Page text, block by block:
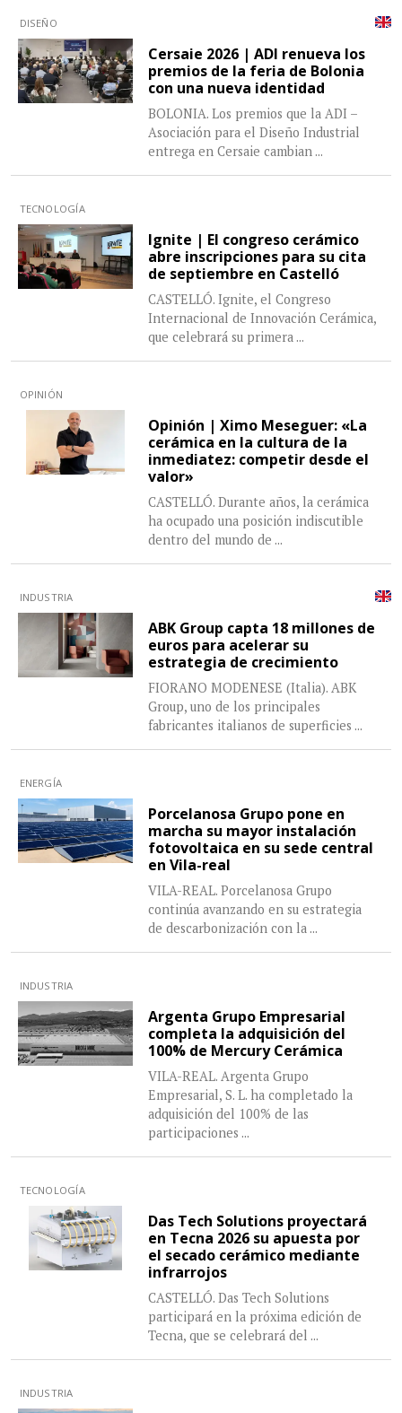
DISEÑO
Cersaie 2026 | ADI renueva los
premios de la feria de Bolonia
con una nueva identidad
BOLONIA. Los premios que la ADI –
Asociación para el Diseño Industrial
entrega en Cersaie cambian ...
TECNOLOGÍA
Ignite | El congreso cerámico
abre inscripciones para su cita
de septiembre en Castelló
CASTELLÓ. Ignite, el Congreso
Internacional de Innovación Cerámica,
que celebrará su primera ...
OPINIÓN
Opinión | Ximo Meseguer: «La
cerámica en la cultura de la
inmediatez: competir desde el
valor»
CASTELLÓ. Durante años, la cerámica
ha ocupado una posición indiscutible
dentro del mundo de ...
INDUSTRIA
ABK Group capta 18 millones de
euros para acelerar su
estrategia de crecimiento
FIORANO MODENESE (Italia). ABK
Group, uno de los principales
fabricantes italianos de superficies ...
ENERGÍA
Porcelanosa Grupo pone en
marcha su mayor instalación
fotovoltaica en su sede central
en Vila-real
VILA-REAL. Porcelanosa Grupo
continúa avanzando en su estrategia
de descarbonización con la ...
INDUSTRIA
Argenta Grupo Empresarial
completa la adquisición del
100% de Mercury Cerámica
VILA-REAL. Argenta Grupo
Empresarial, S. L. ha completado la
adquisición del 100% de las
participaciones ...
TECNOLOGÍA
Das Tech Solutions proyectará
en Tecna 2026 su apuesta por
el secado cerámico mediante
infrarrojos
CASTELLÓ. Das Tech Solutions
participará en la próxima edición de
Tecna, que se celebrará del ...
INDUSTRIA